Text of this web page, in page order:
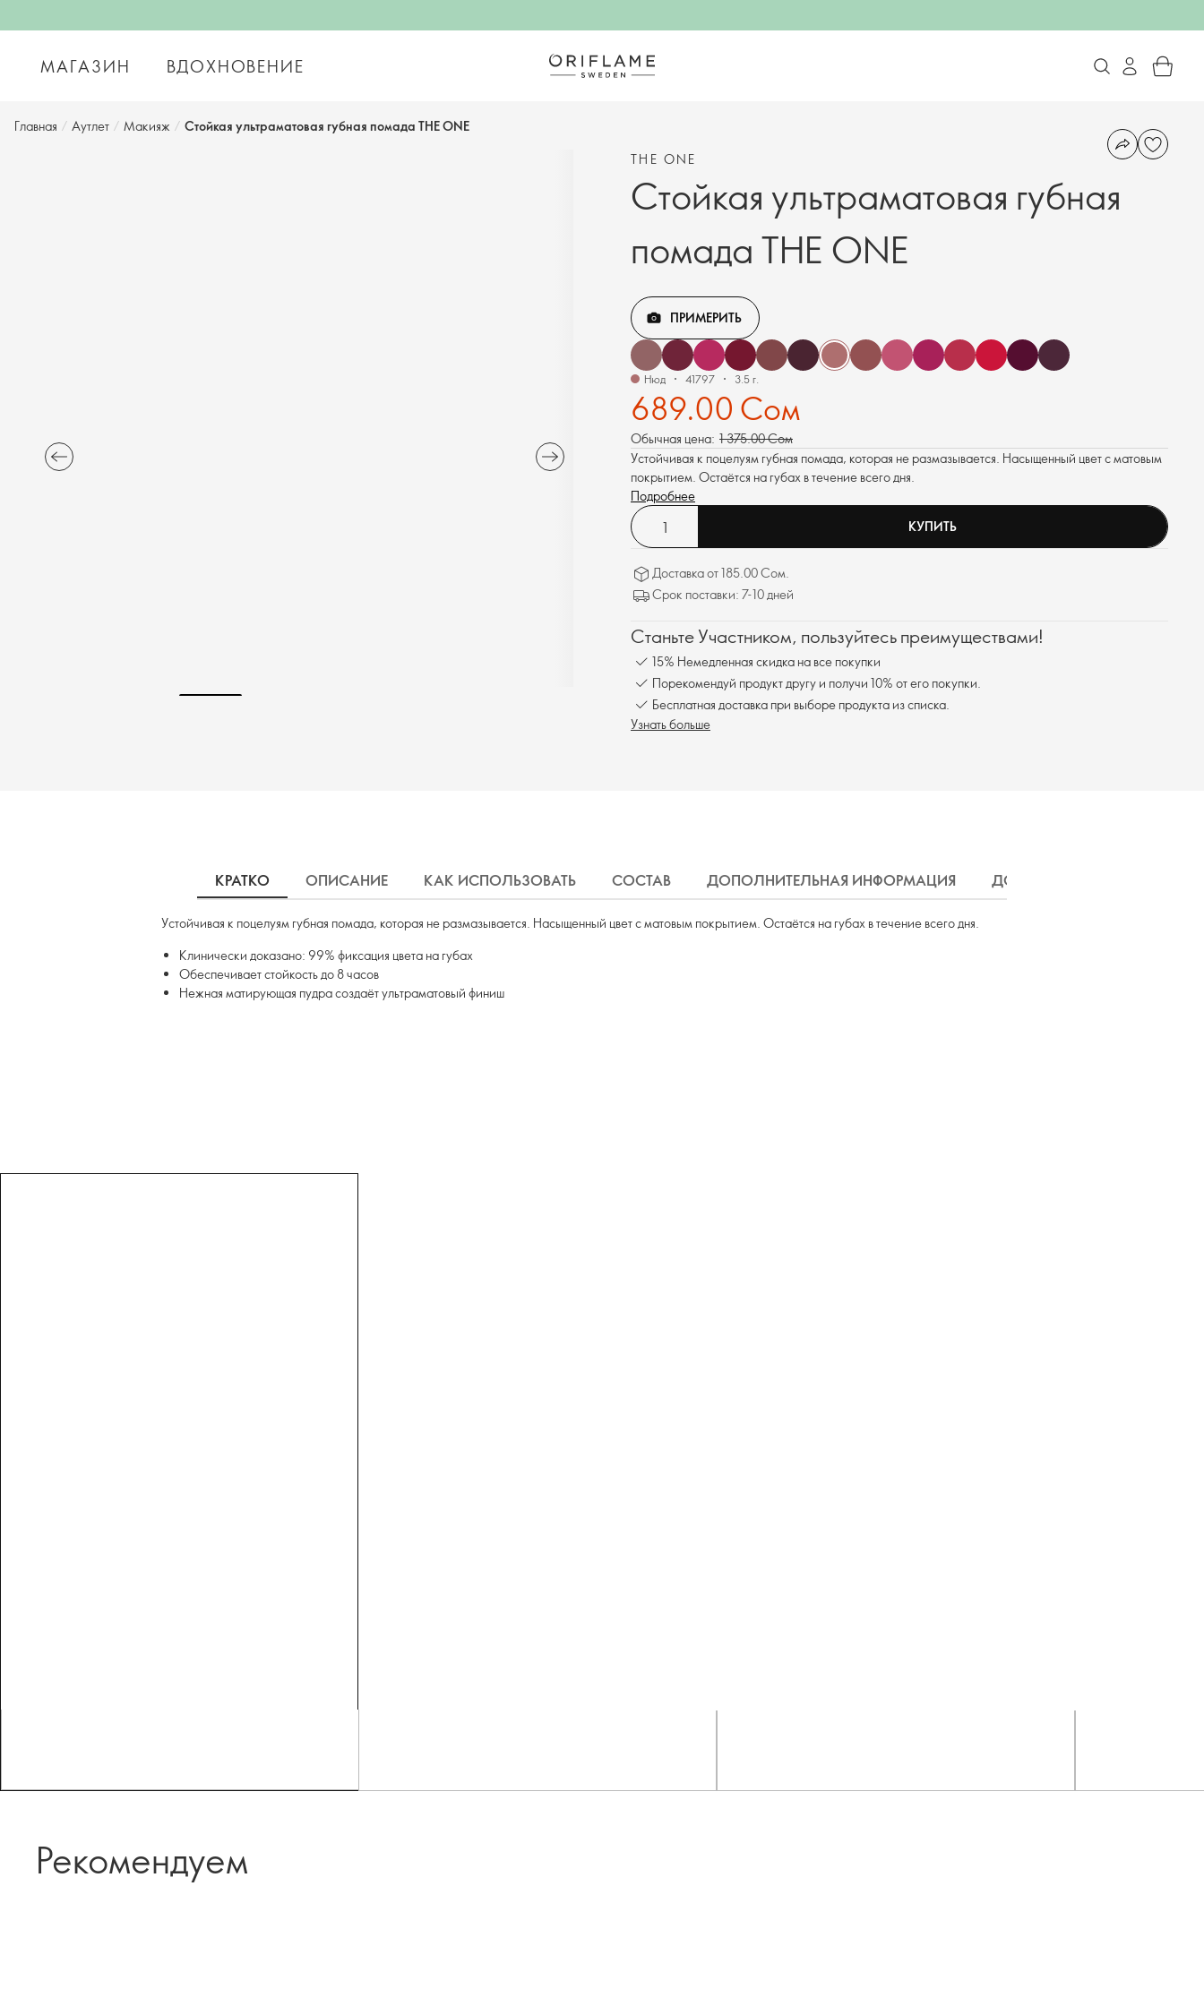
МАГАЗИН ВДОХНОВЕНИЕ
Главная / Аутлет / Макияж / Стойкая ультраматовая губная помада THE ONE
THE ONE
Стойкая ультраматовая губная
помада THE ONE
ПРИМЕРИТЬ
Нюд 41797 3.5 г.
689.00 Сом
Обычная цена: 1 375.00 Сом
Устойчивая к поцелуям губная помада, которая не размазывается. Насыщенный цвет с матовым
покрытием. Остаётся на губах в течение всего дня.
Подробнее
КУПИТЬ
Доставка от 185.00 Сом.
Срок поставки: 7-10 дней
Станьте Участником, пользуйтесь преимуществами!
15% Немедленная скидка на все покупки
Порекомендуй продукт другу и получи 10% от его покупки.
Бесплатная доставка при выборе продукта из списка.
Узнать больше
КРАТКО ОПИСАНИЕ КАК ИСПОЛЬЗОВАТЬ СОСТАВ ДОПОЛНИТЕЛЬНАЯ ИНФОРМАЦИЯ ДОСТАВКА
Устойчивая к поцелуям губная помада, которая не размазывается. Насыщенный цвет с матовым покрытием. Остаётся на губах в течение всего дня.
Клинически доказано: 99% фиксация цвета на губах
Обеспечивает стойкость до 8 часов
Нежная матирующая пудра создаёт ультраматовый финиш
Рекомендуем